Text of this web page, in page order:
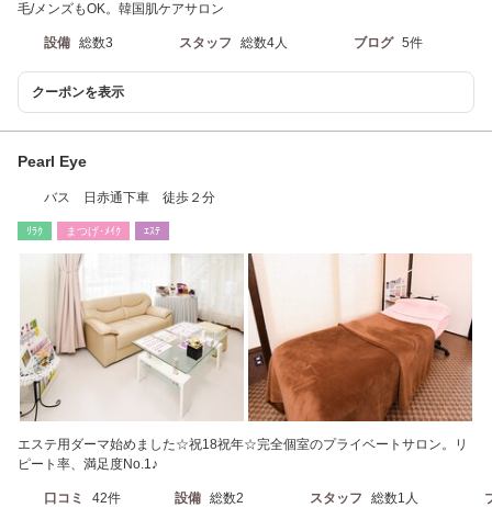
毛/メンズもOK。韓国肌ケアサロン
設備 総数3 スタッフ 総数4人 ブログ 5件
クーポンを表示
Pearl Eye
バス 日赤通下車 徒歩２分
ﾘﾗｸ まつげ･ﾒｲｸ ｴｽﾃ
エステ用ダーマ始めました☆祝18祝年☆完全個室のプライベートサロン。リ
ピート率、満足度No.1♪
口コミ 42件 設備 総数2 スタッフ 総数1人